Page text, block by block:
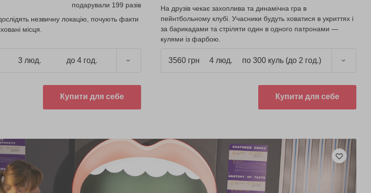
подарували 199 разів
незвичну локацію, почують факти
місця.
3 люд. до 4 год.
Купити для себе
На друзів чекає захоплива та динамічна гра в
пейнтбольному клубі. Учасники будуть ховатися в укриттях і
за барикадами та стріляти один в одного патронами —
кулями із фарбою.
3560 грн 4 люд. по 300 куль (до 2 год.)
Купити для себе